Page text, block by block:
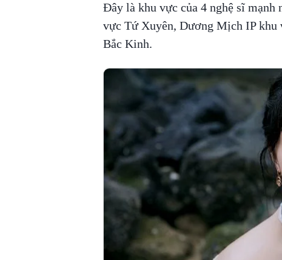
Đây là khu vực của 4 nghệ sĩ
vực Tứ Xuyên, Dương Mịch IP
Bắc Kinh.